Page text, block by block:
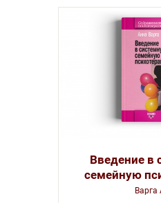
Введение в
семейную
Варга